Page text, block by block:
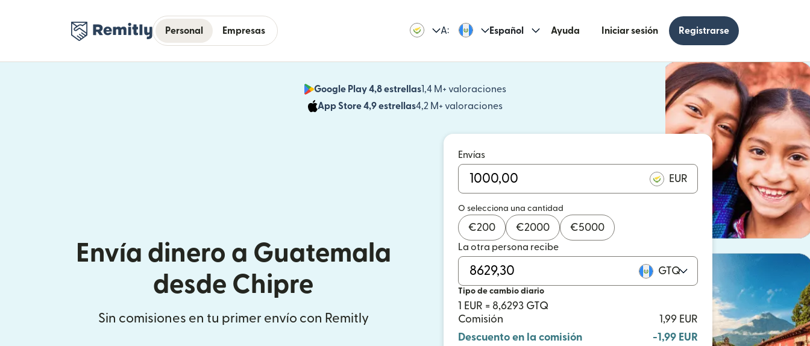
Personal Empresas A: Español Ayuda Iniciar sesión Registrarse
Google Play 4,8 estrellas1,4 M+ valoraciones
(se abre en una ventana nueva)
App Store 4,9 estrellas4,2 M+ valoraciones
(se abre en una ventana nueva)
Envía dinero a Guatemala
desde Chipre
Sin comisiones en tu primer envío con Remitly
Envías
EUR
O selecciona una cantidad
€200 €2000 €5000
La otra persona recibe
GTQ
Tipo de cambio diario
1 EUR = 8,6293 GTQ
Comisión
1,99 EUR
Descuento en la comisión
-1,99 EUR